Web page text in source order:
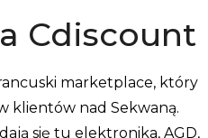
Cdiscount
marketplace, który
klientów nad Sekwaną.
się tu elektronika, AGD,